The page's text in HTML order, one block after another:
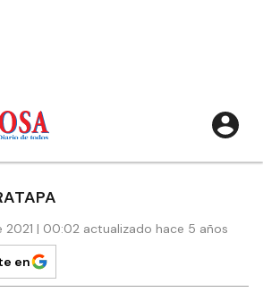
2021 | 00:02 actualizado hace 5 años
en